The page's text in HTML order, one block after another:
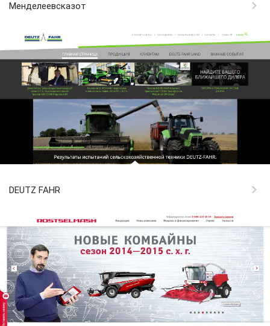
Менделеевсказот
DEUTZ FAHR